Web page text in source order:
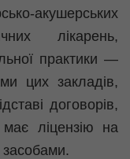
акушерських
лікарень,
практики —
цих закладів,
договорів,
ліцензію на
засобами.